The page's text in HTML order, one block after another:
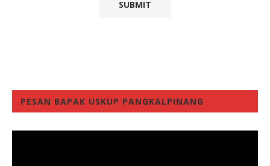
PESAN BAPAK USKUP PANGKALPINANG